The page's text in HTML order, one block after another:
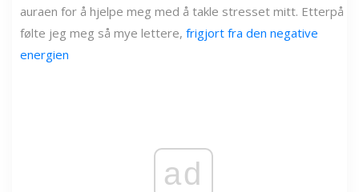
auraen for å hjelpe meg med å takle stresset mitt. Etterpå
følte jeg meg så mye lettere, frigjort fra den negative
energien
ad